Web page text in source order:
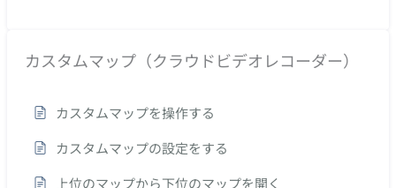
カスタムマップ（クラウドビデオレコーダー）
カスタムマップを操作する
カスタムマップの設定をする
上位のマップから下位のマップを開く